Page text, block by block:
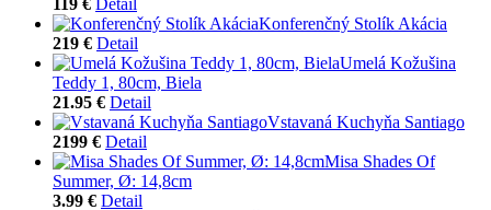
Konferenčný Stolík Akácia
219 € Detail
Umelá Kožušina
Teddy 1, 80cm, Biela
21.95 € Detail
Vstavaná Kuchyňa Santiago
2199 € Detail
Misa Shades Of
Summer, Ø: 14,8cm
3.99 € Detail